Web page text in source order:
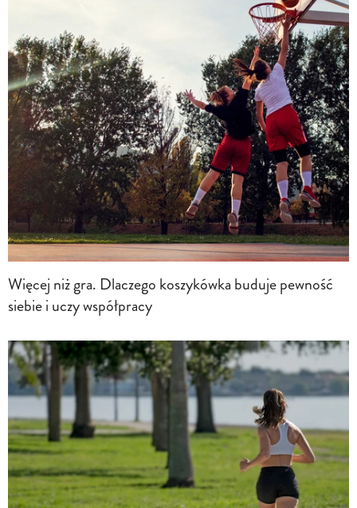
Więcej niż gra. Dlaczego koszykówka buduje pewność
siebie i uczy współpracy